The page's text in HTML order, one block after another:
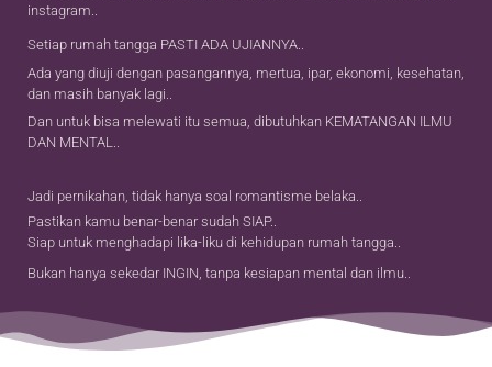
instagram..
Setiap rumah tangga PASTI ADA UJIANNYA..
Ada yang diuji dengan pasangannya, mertua, ipar, ekonomi, kesehatan,
dan masih banyak lagi..
Dan untuk bisa melewati itu semua, dibutuhkan KEMATANGAN ILMU
DAN MENTAL..
Jadi pernikahan, tidak hanya soal romantisme belaka..
Pastikan kamu benar-benar sudah SIAP..
Siap untuk menghadapi lika-liku di kehidupan rumah tangga..
Bukan hanya sekedar INGIN, tanpa kesiapan mental dan ilmu..